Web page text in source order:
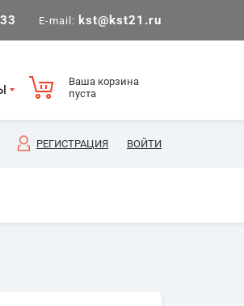
E-mail: kst@kst21.ru
Ваша корзина
пуста
РЕГИСТРАЦИЯ ВОЙТИ